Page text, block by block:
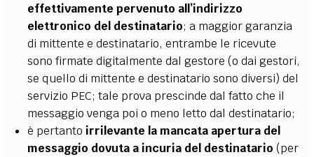
effettivamente pervenuto all’indirizzo
elettronico del destinatario; a maggior garanzia
di mittente e destinatario, entrambe le ricevute
sono firmate digitalmente dal gestore (o dai gestori,
se quello di mittente e destinatario sono diversi) del
servizio PEC; tale prova prescinde dal fatto che il
messaggio venga poi o meno letto dal destinatario;
è pertanto irrilevante la mancata apertura del
messaggio dovuta a incuria del destinatario (per